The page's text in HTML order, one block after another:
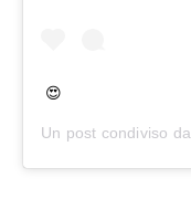
😍
Un post condiviso da